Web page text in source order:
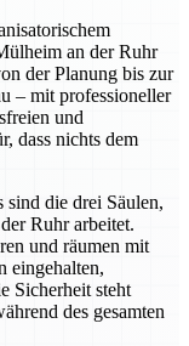
an der Ruhr
der Planung bis zur
– mit professioneller
und
dass nichts dem
sind die drei Säulen,
Ruhr arbeitet.
und räumen mit
eingehalten,
Sicherheit steht
des gesamten